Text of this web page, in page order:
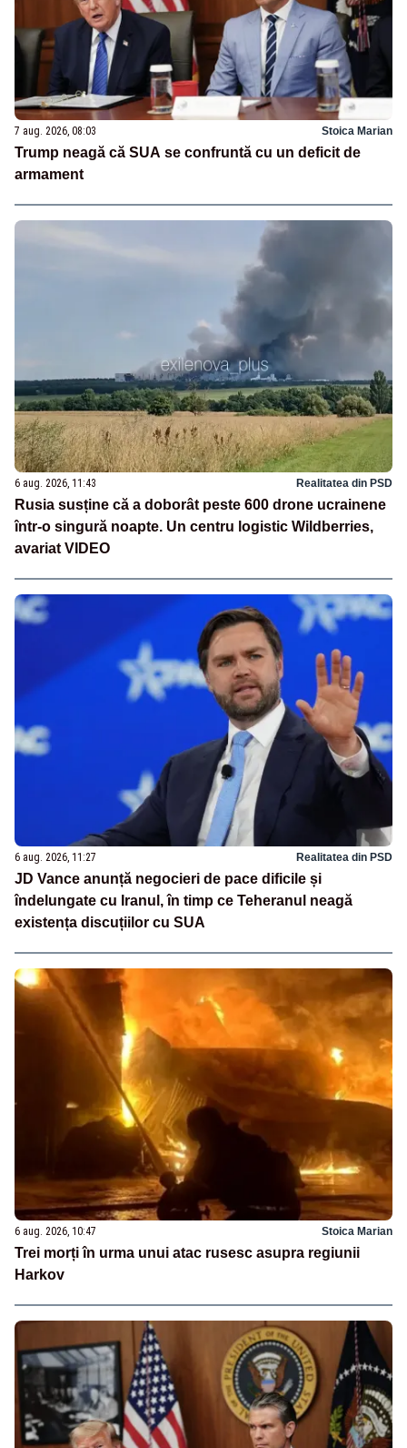
7 aug. 2026, 08:03 Stoica Marian
Trump neagă că SUA se confruntă cu un deficit de
armament
6 aug. 2026, 11:43 Realitatea din PSD
Rusia susține că a doborât peste 600 drone ucrainene
într-o singură noapte. Un centru logistic Wildberries,
avariat VIDEO
6 aug. 2026, 11:27 Realitatea din PSD
JD Vance anunță negocieri de pace dificile și
îndelungate cu Iranul, în timp ce Teheranul neagă
existența discuțiilor cu SUA
6 aug. 2026, 10:47 Stoica Marian
Trei morți în urma unui atac rusesc asupra regiunii
Harkov